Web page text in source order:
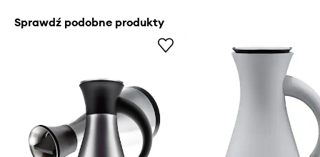
Sprawdź podobne produkty